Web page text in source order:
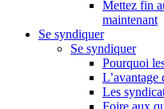
Mettez fin
maintenant
Se syndiquer
Se syndiquer
Pourquoi
L’avantage
Les